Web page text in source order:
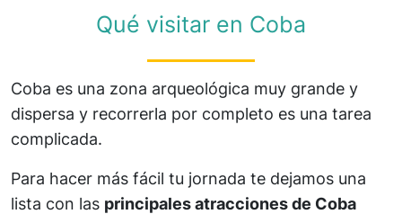
Qué visitar en Coba
Coba es una zona arqueológica muy grande y
dispersa y recorrerla por completo es una tarea
complicada.
Para hacer más fácil tu jornada te dejamos una
lista con las principales atracciones de Coba